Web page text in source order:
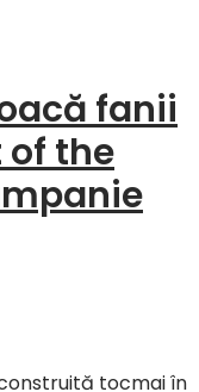
fanii
of the
tocmai în